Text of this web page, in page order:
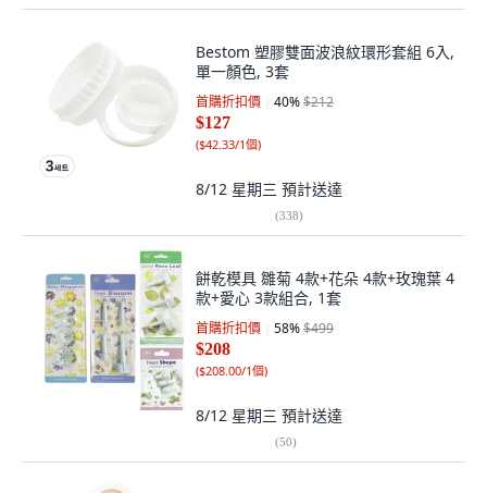
Bestom 塑膠雙面波浪紋環形套組 6入,
單一顏色, 3套
首購折扣價 40%$212
$127
($42.33/1個)
8/12 星期三 預計送達
(338)
餅乾模具 雛菊 4款+花朵 4款+玫瑰葉 4
款+愛心 3款組合, 1套
首購折扣價 58%$499
$208
($208.00/1個)
8/12 星期三 預計送達
(50)